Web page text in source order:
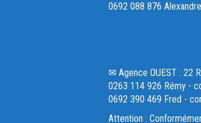
0692 088 876
✉ Agence OUEST : 22
0263 114 926 Rémy -
0692 390 469 Fred -
Attention :